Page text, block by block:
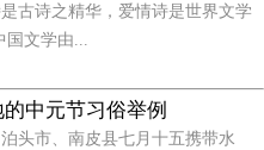
盛赞金秋时节绽放的桂
抒怀，寄寓词人注重品
。
古诗之精华，爱情诗是世界文学
国文学由...
中元节习俗举例
头市、南皮县七月十五携带水